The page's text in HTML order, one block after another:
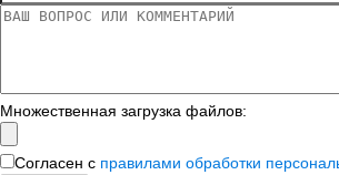
Множественная загрузка файлов:
Согласен с правилами обработки